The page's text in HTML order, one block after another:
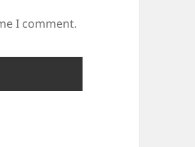
I comment.